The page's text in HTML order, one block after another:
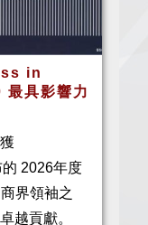
in
具影響力
的 2026年度
界領袖之
越貢獻。